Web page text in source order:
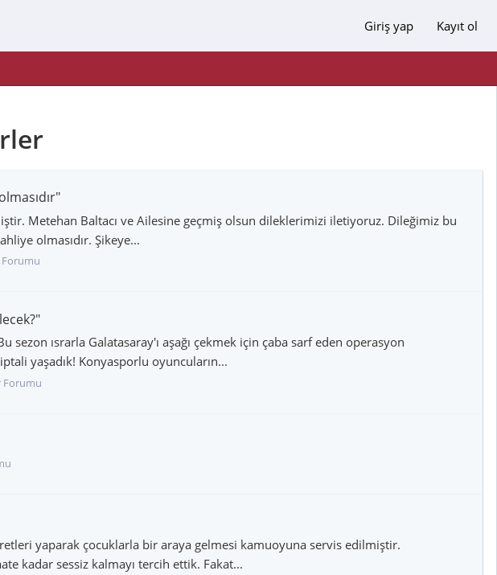
Giriş yap Kayıt ol
Metehan Baltacı ve Ailesine geçmiş olsun dileklerimizi iletiyoruz. Dileğimiz bu
olmasıdır. Şikeye...
sezon ısrarla Galatasaray'ı aşağı çekmek için çaba sarf eden operasyon
yaşadık! Konyasporlu oyuncuların...
Forumu
yaparak çocuklarla bir araya gelmesi kamuoyuna servis edilmiştir.
kadar sessiz kalmayı tercih ettik. Fakat...